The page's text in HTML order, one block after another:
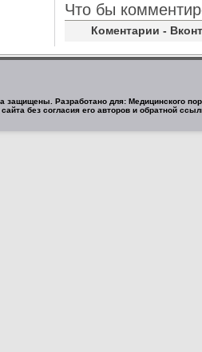
Что бы
Коментарии -
защищены. Разработано для: Медицинского
без согласия его авторов и обратной